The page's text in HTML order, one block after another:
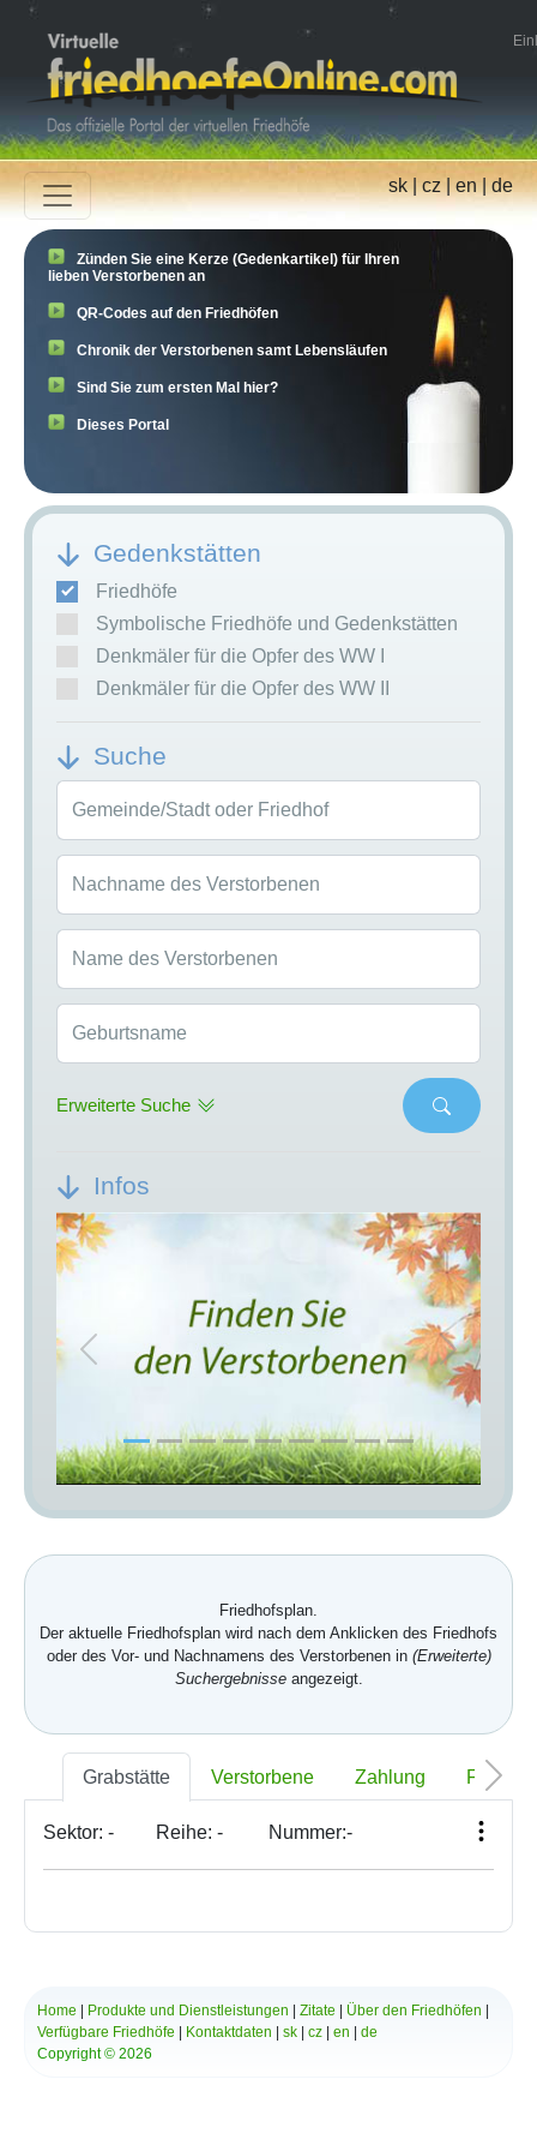
sk|cz|en|de
Zünden Sie eine Kerze (Gedenkartikel) für Ihren
lieben Verstorbenen an
QR-Codes auf den Friedhöfen
Chronik der Verstorbenen samt Lebensläufen
Sind Sie zum ersten Mal hier?
Dieses Portal
Gedenkstätten
Friedhöfe
Symbolische Friedhöfe und Gedenkstätten
Denkmäler für die Opfer des WW I
Denkmäler für die Opfer des WW II
Suche
Gemeinde/Stadt oder Friedhof
Nachname des Verstorbenen
Name des Verstorbenen
Geburtsname
Erweiterte Suche
Infos
Previous Next
Friedhofsplan.
Der aktuelle Friedhofsplan wird nach dem Anklicken des Friedhofs
oder des Vor- und Nachnamens des Verstorbenen in (Erweiterte)
Suchergebnisseangezeigt.
Grabstätte Verstorbene Zahlung Foto
Sektor: - Reihe: - Nummer:-
Home Produkte und Dienstleistungen Zitate Über den Friedhöfen
Verfügbare Friedhöfe
Kontaktdaten sk cz en
de
Copyright © 2026